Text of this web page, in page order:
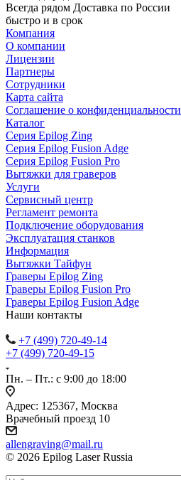
Всегда рядом Доставка по России
быстро и в срок
Компания
О компании
Лицензии
Партнеры
Сотрудники
Карта сайта
Соглашение о конфиденциальности
Каталог
Серия Epilog Zing
Серия Epilog Fusion Adge
Серия Epilog Fusion Pro
Вытяжки для граверов
Услуги
Сервисный центр
Регламент ремонта
Подключение оборудования
Эксплуатация станков
Информация
Вытяжки Тайфун
Граверы Epilog Zing
Граверы Epilog Fusion Pro
Граверы Epilog Fusion Adge
Наши контакты
+7 (499) 720-49-14
+7 (499) 720-49-15
Пн. – Пт.: с 9:00 до 18:00
Адрес: 125367, Москва
Врачебный проезд 10
allengraving@mail.ru
© 2026 Epilog Laser Russia